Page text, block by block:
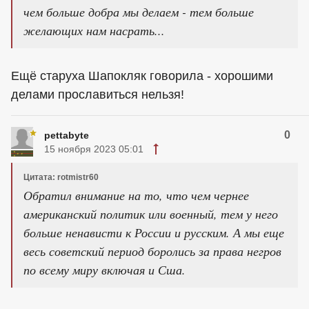
чем больше добра мы делаем - тем больше
желающих нам насрать...
Ещё старуха Шапокляк говорила - хорошими
делами прославиться нельзя!
pettabyte 0
15 ноября 2023 05:01
Цитата: rotmistr60
Обратил внимание на то, что чем чернее
американский политик или военный, тем у него
больше ненависти к России и русским. А мы еще
весь советский период боролись за права негров
по всему миру включая и Сша.